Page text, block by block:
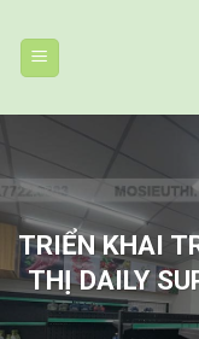
content
TRIỂN KHAI
THỊ DAILY